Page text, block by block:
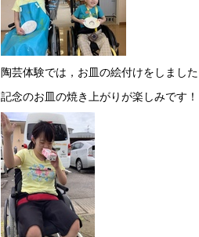
陶芸体験では，お皿の絵付けをしまし
記念のお皿の焼き上がりが楽しみです！